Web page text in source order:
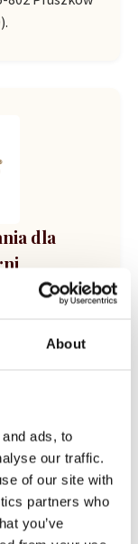
About
ads, to
our traffic.
of our site with
partners who
you’ve
dla
biznesu: od
serwis i
z